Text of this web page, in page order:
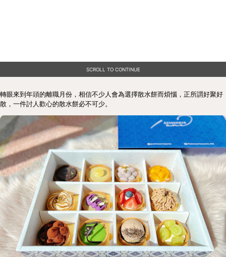
SCROLL TO CONTINUE
轉眼來到年頭的離職月份，相信不少人會為選擇散水餅而煩惱，正所謂好聚好
散，一件討人歡心的散水餅必不可少。